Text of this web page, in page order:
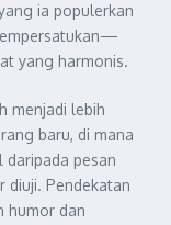
ia populerkan
yang harmonis.
menjadi lebih
baru, di mana
pesan
diuji. Pendekatan
humor dan